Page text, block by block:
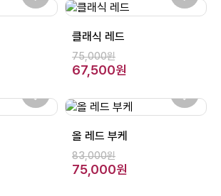
클래식 레드
75,000원
67,500원
올 레드 부케
83,000원
75,000원